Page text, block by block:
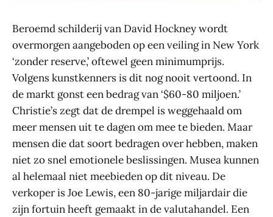
Beroemd schilderij van David Hockney wordt
overmorgen aangeboden op een veiling in New York
‘zonder reserve,’ oftewel geen minimumprijs.
Volgens kunstkenners is dit nog nooit vertoond. In
de markt gonst een bedrag van ‘$60-80 miljoen.’
Christie’s zegt dat de drempel is weggehaald om
meer mensen uit te dagen om mee te bieden. Maar
mensen die dat soort bedragen over hebben, maken
niet zo snel emotionele beslissingen. Musea kunnen
al helemaal niet meebieden op dit niveau. De
verkoper is Joe Lewis, een 80-jarige miljardair die
zijn fortuin heeft gemaakt in de valutahandel. Een